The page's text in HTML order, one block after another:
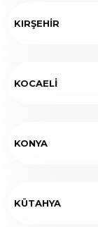
KIRŞEHİR
KOCAELİ
KONYA
KÜTAHYA